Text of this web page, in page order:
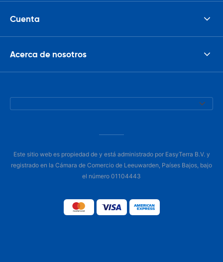
Cuenta
Acerca de nosotros
Este sitio web es propiedad de y está administrado por EasyTerra B.V. y
registrado en la Cámara de Comercio de Leeuwarden, Países Bajos, bajo
el número 01104443